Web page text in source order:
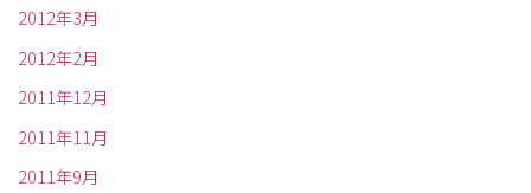
2012年3月
2012年2月
2011年12月
2011年11月
2011年9月